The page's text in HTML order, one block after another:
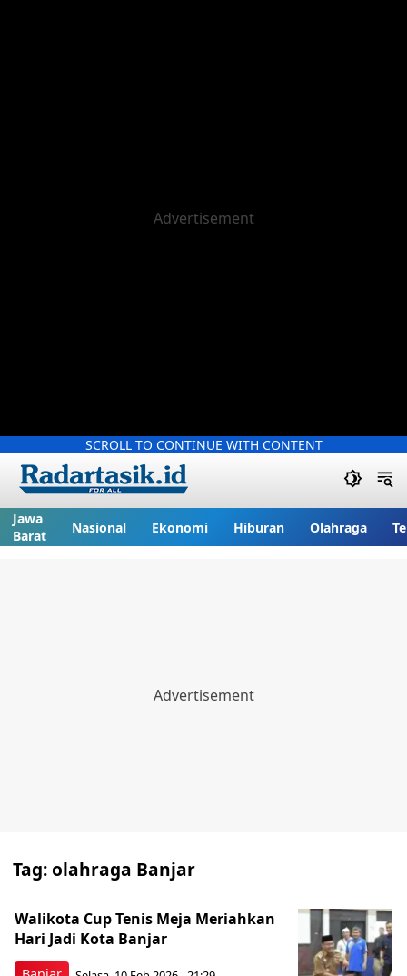
SCROLL TO CONTINUE WITH CONTENT
Jawa
Barat
Nasional Ekonomi Hiburan Olahraga
Tag:olahraga Banjar
Walikota Cup Tenis Meja Meriahkan
Hari Jadi Kota Banjar